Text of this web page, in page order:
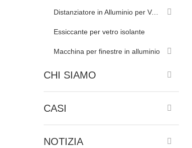
Distanziatore in Alluminio per Vetrate Isolanti
Essiccante per vetro isolante
Macchina per finestre in alluminio
CHI SIAMO
CASI
NOTIZIA